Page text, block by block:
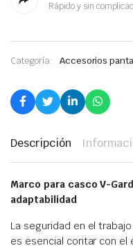
Rápido y sin
Categoría: Accesorios
Descripción
Marco para casco V-
adaptabilidad
La seguridad en el
es esencial contar con el